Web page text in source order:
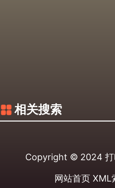
相关搜索
Copyright © 2024
网站首页 XML